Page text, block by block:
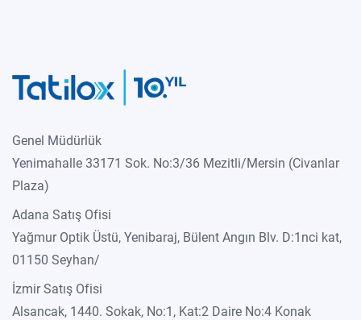
Genel Müdürlük
Yenimahalle 33171 Sok. No:3/36 Mezitli/Mersin (Civanlar
Plaza)
Adana Satış Ofisi
Yağmur Optik Üstü, Yenibaraj, Bülent Angın Blv. D:1nci kat,
01150 Seyhan/
İzmir Satış Ofisi
Alsancak, 1440. Sokak, No:1, Kat:2 Daire No:4 Konak